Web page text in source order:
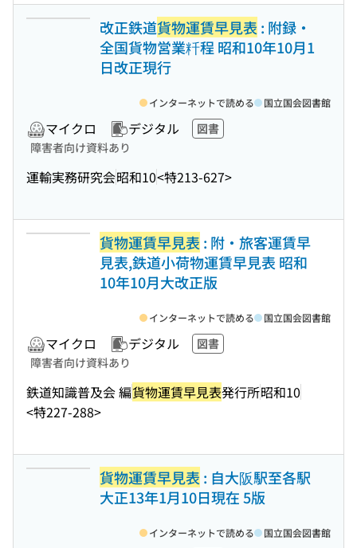
改正鉄道貨物運賃早見表 : 附録・
全国貨物営業粁程 昭和10年10月1
日改正現行
マイクロ デジタル
図書
障害者向け資料あり
運輸実務研究会昭和10<特213-627>
インターネットで読める 国立国会図書館
貨物運賃早見表 : 附・旅客運賃早
見表,鉄道小荷物運賃早見表 昭和
10年10月大改正版
マイクロ デジタル
図書
障害者向け資料あり
鉄道知識普及会 編貨物運賃早見表発行所昭和10
<特227-288>
インターネットで読める 国立国会図書館
貨物運賃早見表 : 自大阪駅至各駅
大正13年1月10日現在 5版
インターネットで読める 国立国会図書館